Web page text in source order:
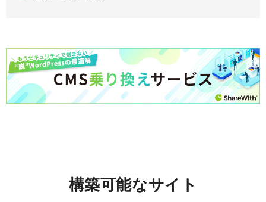
構築可能なサイト